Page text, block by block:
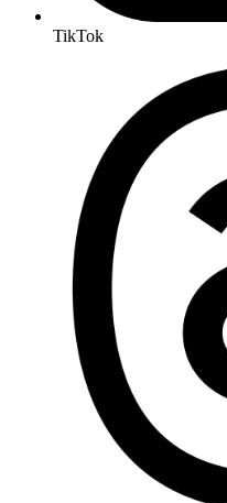
TikTok